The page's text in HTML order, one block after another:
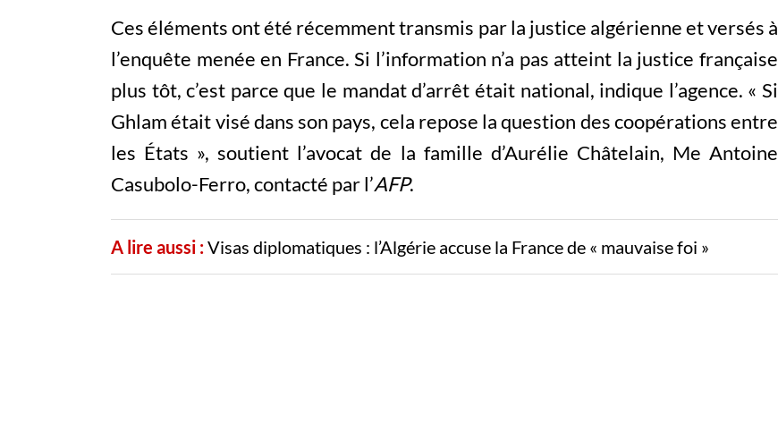
Ces éléments ont été récemment transmis par la justice algérienne et versés à
l’enquête menée en France. Si l’information n’a pas atteint la justice française
plus tôt, c’est parce que le mandat d’arrêt était national, indique l’agence. « Si
Ghlam était visé dans son pays, cela repose la question des coopérations entre
les États », soutient l’avocat de la famille d’Aurélie Châtelain, Me Antoine
Casubolo-Ferro, contacté par l’AFP.
A lire aussi :Visas diplomatiques : l’Algérie accuse la France de « mauvaise foi »